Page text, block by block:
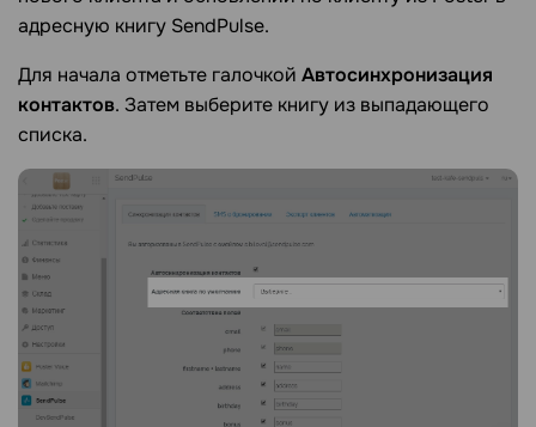
адресную книгу SendPulse.
Для начала отметьте галочкой Автосинхронизация
контактов. Затем выберите книгу из выпадающего
списка.